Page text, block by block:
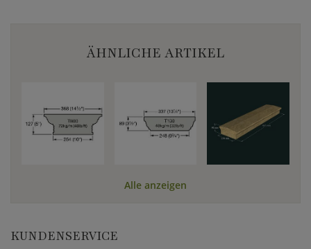
ÄHNLICHE ARTIKEL
Alle anzeigen
KUNDENSERVICE